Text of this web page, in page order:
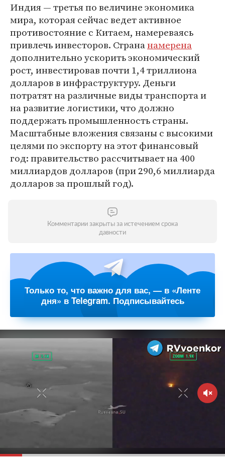
Индия — третья по величине экономика
мира, которая сейчас ведет активное
противостояние с Китаем, намереваясь
привлечь инвесторов. Странанамерена
дополнительно ускорить экономический
рост, инвестировав почти 1,4 триллиона
долларов в инфраструктуру. Деньги
потратят на различные виды транспорта и
на развитие логистики, что должно
поддержать промышленность страны.
Масштабные вложения связаны с высокими
целями по экспорту на этот финансовый
год: правительство рассчитывает на 400
миллиардов долларов (при 290,6 миллиарда
долларов за прошлый год).
Комментарии закрыты за истечением срока
давности
Только то, что важно для вас, — в «Ленте
дня» в Telegram. Подписывайтесь